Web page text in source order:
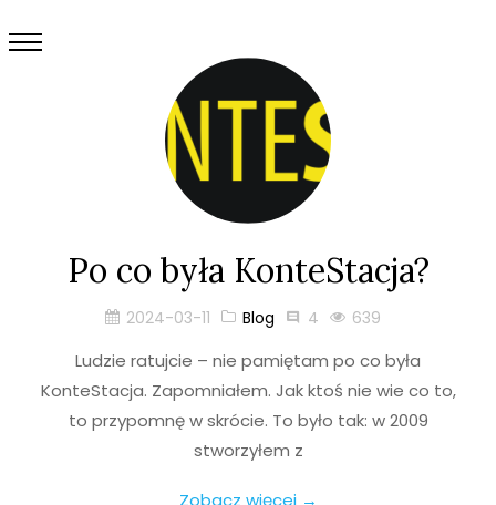
Po co była KonteStacja?
2024-03-11 Blog 4 639
Ludzie ratujcie – nie pamiętam po co była
KonteStacja. Zapomniałem. Jak ktoś nie wie co to,
to przypomnę w skrócie. To było tak: w 2009
stworzyłem z
Zobacz więcej →